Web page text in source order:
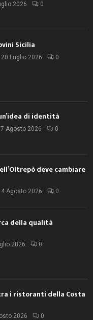
2026 0
Sicilia
20 Luglio 2026 0
di identità
7 Agosto 2026 0
deve cambiare
4 Agosto 2026 0
della qualità
2026 0
i ristoranti della Costa
2026 0